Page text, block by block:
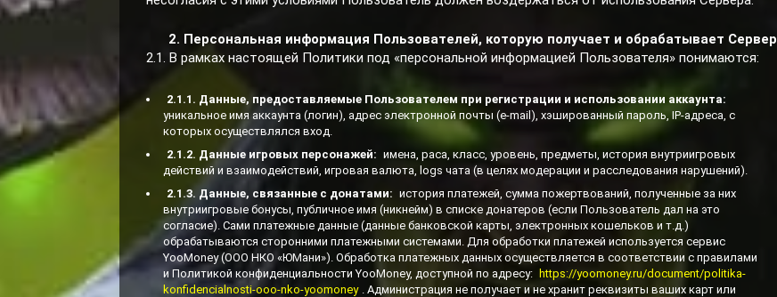
2. Персональная информация Пользователей, которую получает и обрабатывает Сервер
2.1. В рамках настоящей Политики под «персональной информацией Пользователя» понимаются:
2.1.1. Данные, предоставляемые Пользователем при регистрации и использовании аккаунта:
уникальное имя аккаунта (логин), адрес электронной почты (e-mail), хэшированный пароль, IP-адреса, с
которых осуществлялся вход.
2.1.2. Данные игровых персонажей: имена, раса, класс, уровень, предметы, история внутриигровых
действий и взаимодействий, игровая валюта, logs чата (в целях модерации и расследования нарушений).
2.1.3. Данные, связанные с донатами: история платежей, сумма пожертвований, полученные за них
внутриигровые бонусы, публичное имя (никнейм) в списке донатеров (если Пользователь дал на это
согласие). Сами платежные данные (данные банковской карты, электронных кошельков и т.д.)
обрабатываются сторонними платежными системами. Для обработки платежей используется сервис
YooMoney (ООО НКО «ЮМани»). Обработка платежных данных осуществляется в соответствии с правилами
и Политикой конфиденциальности YooMoney, доступной по адресу: https://yoomoney.ru/document/politika-
konfidencialnosti-ooo-nko-yoomoney
. Администрация не получает и не хранит реквизиты ваших карт или